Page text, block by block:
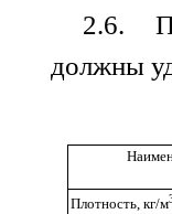
2.6.
должны
Плотность, кг/м